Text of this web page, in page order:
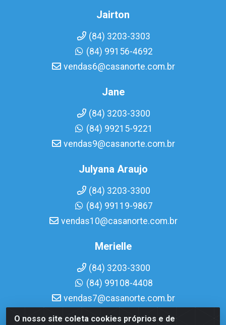
O nosso site coleta cookies próprios e de
Jairton
(84) 3203-3303
(84) 99156-4692
vendas6@casanorte.com.br
Jane
(84) 3203-3300
(84) 99215-9221
vendas9@casanorte.com.br
Julyana Araujo
(84) 3203-3300
(84) 99119-9867
vendas10@casanorte.com.br
Merielle
(84) 3203-3300
(84) 99108-4408
vendas7@casanorte.com.br